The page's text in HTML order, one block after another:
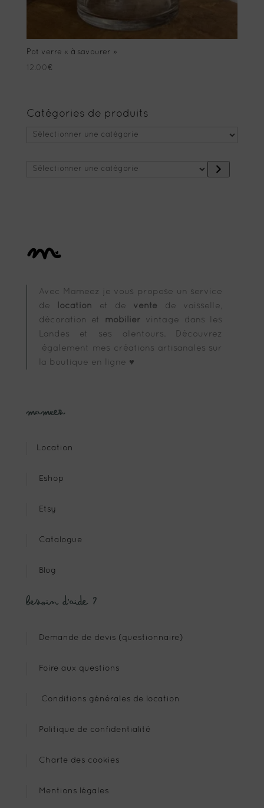
Pot verre « à savourer »
12.00€
Catégories de produits
Sélectionner
Avec Mameez je vous propose un service
de
location et de vente
de vaisselle,
décoration et mobilier vintage dans les
Landes et ses alentours. Découvrez
également mes créations artisanales sur
la boutique en ligne ♥
Mameez
Location
Eshop
Etsy
Catalogue
Blog
Besoin d’aide ?
Demande de devis (questionnaire)
Foire aux questions
Conditions générales de location
Politique de confidentialité
Charte des cookies
Mentions légales